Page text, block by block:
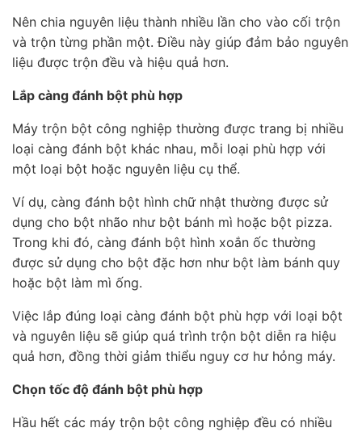
Nên chia nguyên liệu thành nhiều lần cho vào cối trộn
và trộn từng phần một. Điều này giúp đảm bảo nguyên
liệu được trộn đều và hiệu quả hơn.
Lắp càng đánh bột phù hợp
Máy trộn bột công nghiệp thường được trang bị nhiều
loại càng đánh bột khác nhau, mỗi loại phù hợp với
một loại bột hoặc nguyên liệu cụ thể.
Ví dụ, càng đánh bột hình chữ nhật thường được sử
dụng cho bột nhão như bột bánh mì hoặc bột pizza.
Trong khi đó, càng đánh bột hình xoắn ốc thường
được sử dụng cho bột đặc hơn như bột làm bánh quy
hoặc bột làm mì ống.
Việc lắp đúng loại càng đánh bột phù hợp với loại bột
và nguyên liệu sẽ giúp quá trình trộn bột diễn ra hiệu
quả hơn, đồng thời giảm thiểu nguy cơ hư hỏng máy.
Chọn tốc độ đánh bột phù hợp
Hầu hết các máy trộn bột công nghiệp đều có nhiều